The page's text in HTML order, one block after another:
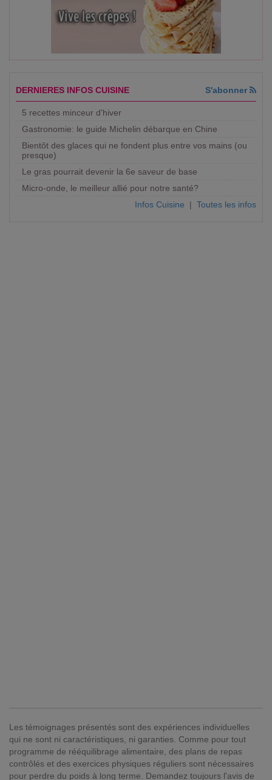
DERNIERES INFOS CUISINE S'abonner
5 recettes minceur d'hiver
Gastronomie: le guide Michelin débarque en Chine
Bientôt des glaces qui ne fondent plus entre vos mains (ou
presque)
Le gras pourrait devenir la 6e saveur de base
Micro-onde, le meilleur allié pour notre santé?
Infos Cuisine | Toutes les infos
Les témoignages présentés sont des expériences individuelles
qui ne sont ni caractéristiques, ni garanties. Comme pour tout
programme de rééquilibrage alimentaire, des plans de repas
contrôlés et des exercices physiques réguliers sont nécessaires
pour perdre du poids à long terme. Demandez toujours l'avis de